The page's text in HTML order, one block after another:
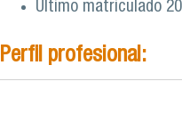
Último matriculado
Perfil profesional: